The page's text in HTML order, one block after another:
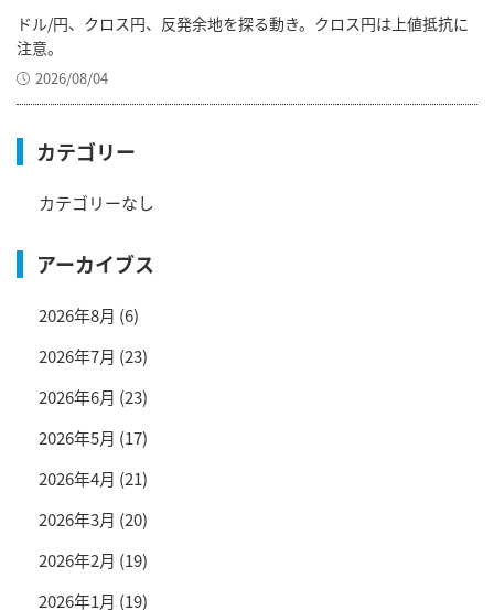
ドル/円、クロス円、反発余地を探る動き。クロス円は上値抵抗に
注意。
2026/08/04
カテゴリー
カテゴリーなし
アーカイブス
2026年8月 (6)
2026年7月 (23)
2026年6月 (23)
2026年5月 (17)
2026年4月 (21)
2026年3月 (20)
2026年2月 (19)
2026年1月 (19)